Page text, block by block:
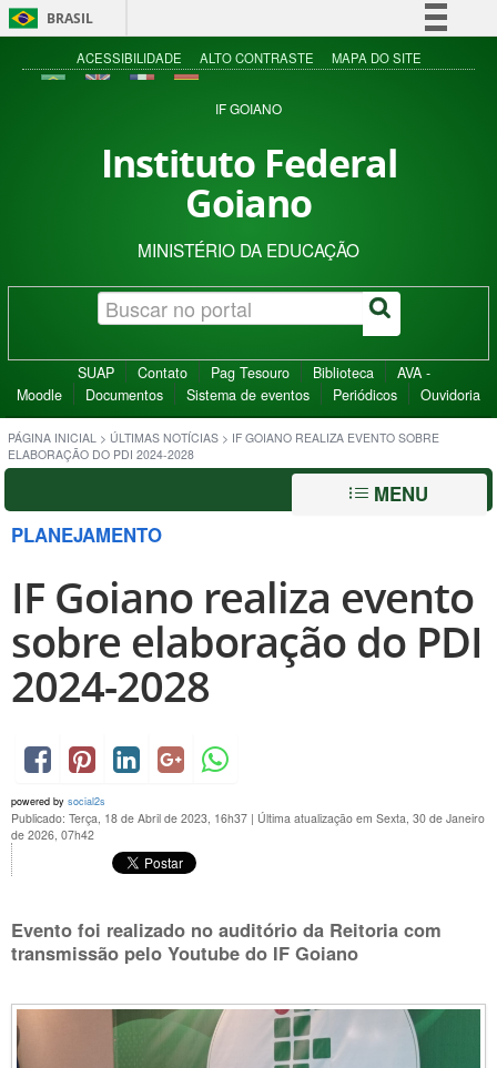
BRASIL
Simplifique!
Acesso à informação
ACESSIBILIDADE ALTO CONTRASTE MAPA DO SITE
IF GOIANO
Instituto Federal
Goiano
MINISTÉRIO DA EDUCAÇÃO
SUAP Contato Pag Tesouro Biblioteca
AVA -
Moodle
Documentos Sistema de eventos Periódicos Ouvidoria
PÁGINA INICIAL > ÚLTIMAS NOTÍCIAS > IF GOIANO REALIZA EVENTO SOBRE
ELABORAÇÃO DO PDI 2024-2028
MENU
PLANEJAMENTO
IF Goiano realiza evento
sobre elaboração do PDI
2024-2028
powered by social2s
Publicado: Terça, 18 de Abril de 2023, 16h37 | Última atualização em Sexta, 30 de Janeiro
de 2026, 07h42
Evento foi realizado no auditório da Reitoria com
transmissão pelo Youtube do IF Goiano